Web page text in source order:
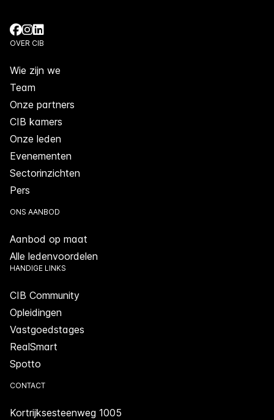
OVER CIB
Wie zijn we
Team
Onze partners
CIB kamers
Onze leden
Evenementen
Sectorinzichten
Pers
ONS AANBOD
Aanbod op maat
Alle ledenvoordelen
HANDIGE LINKS
CIB Community
Opleidingen
Vastgoedstages
RealSmart
Spotto
CONTACT
Kortrijksesteenweg 1005